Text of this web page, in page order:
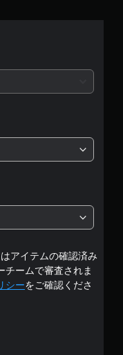
アイテムの確認済み
チームで審査されま
シーをご確認くださ